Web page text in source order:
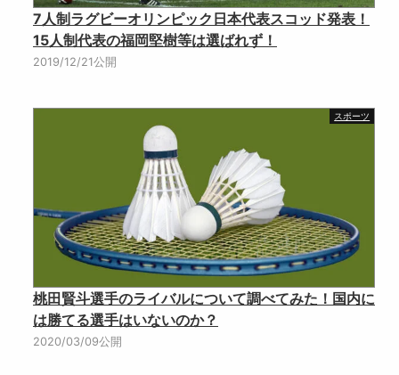
7人制ラグビーオリンピック日本代表スコッド発表！
15人制代表の福岡堅樹等は選ばれず！
2019/12/21公開
スポーツ
桃田賢斗選手のライバルについて調べてみた！国内に
は勝てる選手はいないのか？
2020/03/09公開